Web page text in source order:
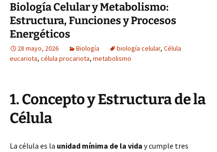
Biología Celular y Metabolismo:
Estructura, Funciones y Procesos
Energéticos
28 mayo, 2026 Biología biología celular, Célula
eucariota, célula procariota, metabolismo
1. Concepto y Estructura de la
Célula
La célula es la unidad mínima de la vida y cumple tres